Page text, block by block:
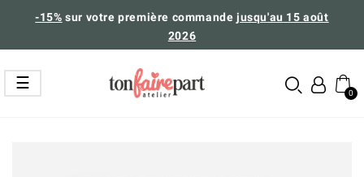
-15% sur votre première commandejusqu'au 15 août
2026
Basculer
la
navigation
☰